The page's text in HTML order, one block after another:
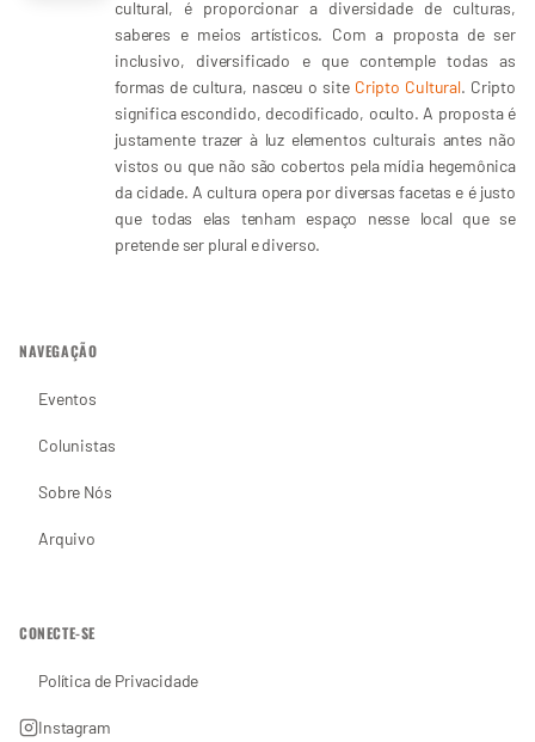
cultural, é proporcionar a diversidade de culturas,
saberes e meios artísticos. Com a proposta de ser
inclusivo, diversificado e que contemple todas as
formas de cultura, nasceu o site Cripto Cultural. Cripto
significa escondido, decodificado, oculto. A proposta é
justamente trazer à luz elementos culturais antes não
vistos ou que não são cobertos pela mídia hegemônica
da cidade. A cultura opera por diversas facetas e é justo
que todas elas tenham espaço nesse local que se
pretende ser plural e diverso.
NAVEGAÇÃO
Eventos
Colunistas
Sobre Nós
Arquivo
CONECTE-SE
Política de Privacidade
Instagram